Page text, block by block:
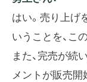
はい。売り上げ
いうことを、こ
また、完売が続
メントが販売開